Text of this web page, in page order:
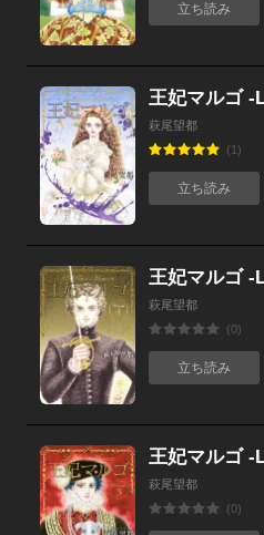
立ち読み
萩尾望都
(1)
立ち読み
萩尾望都
(0)
立ち読み
萩尾望都
(0)